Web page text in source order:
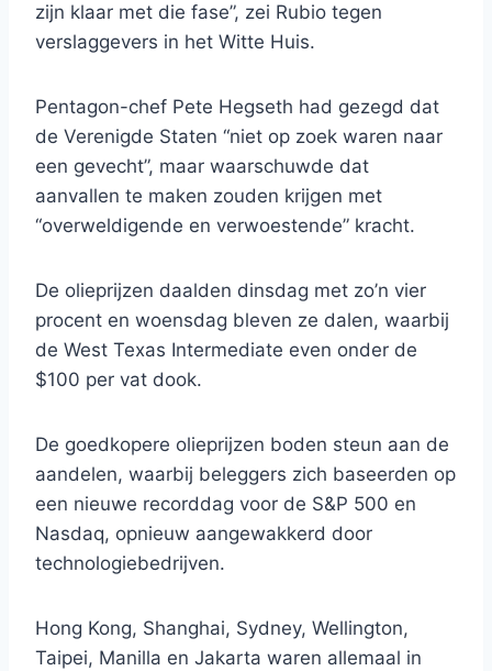
zijn klaar met die fase”, zei Rubio tegen
verslaggevers in het Witte Huis.
Pentagon-chef Pete Hegseth had gezegd dat
de Verenigde Staten “niet op zoek waren naar
een gevecht”, maar waarschuwde dat
aanvallen te maken zouden krijgen met
“overweldigende en verwoestende” kracht.
De olieprijzen daalden dinsdag met zo’n vier
procent en woensdag bleven ze dalen, waarbij
de West Texas Intermediate even onder de
$100 per vat dook.
De goedkopere olieprijzen boden steun aan de
aandelen, waarbij beleggers zich baseerden op
een nieuwe recorddag voor de S&P 500 en
Nasdaq, opnieuw aangewakkerd door
technologiebedrijven.
Hong Kong, Shanghai, Sydney, Wellington,
Taipei, Manilla en Jakarta waren allemaal in